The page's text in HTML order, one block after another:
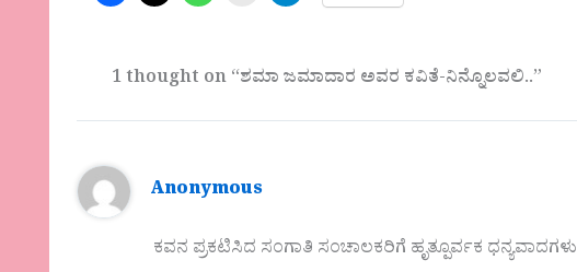
1 thought on “ಶಮಾ ಜಮಾದಾರ ಅವರ ಕವಿತೆ-ನಿನ್ನೊಲವಲಿ..”
Anonymous
ಕವನ ಪ್ರಕಟಿಸಿದ ಸಂಗಾತಿ ಸಂಚಾಲಕರಿಗೆ ಹೃತ್ಪೂರ್ವಕ ಧನ್ಯವಾದಗಳು